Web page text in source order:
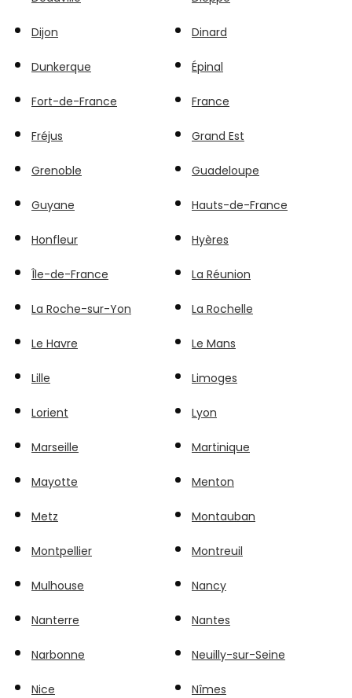
Dijon Dinard
Dunkerque Épinal
Fort-de-France France
Fréjus Grand Est
Grenoble Guadeloupe
Guyane Hauts-de-France
Honfleur Hyères
Île-de-France La Réunion
La Roche-sur-Yon La Rochelle
Le Havre Le Mans
Lille Limoges
Lorient Lyon
Marseille Martinique
Mayotte Menton
Metz Montauban
Montpellier Montreuil
Mulhouse Nancy
Nanterre Nantes
Narbonne Neuilly-sur-Seine
Nice Nîmes